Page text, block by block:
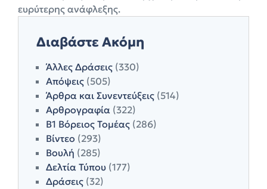
ευρύτερης ανάφλεξης.
Διαβάστε Ακόμη
Άλλες Δράσεις (330)
Απόψεις (505)
Άρθρα και Συνεντεύξεις (514)
Αρθρογραφία (322)
Β1 Βόρειος Τομέας (286)
Βίντεο (293)
Βουλή (285)
Δελτία Τύπου (177)
Δράσεις (32)